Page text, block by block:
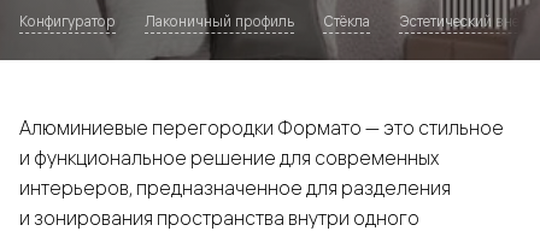
Конфигуратор Лаконичный профиль Стёкла Эстетический
Алюминиевые перегородки Формато — это стильное
и функциональное решение для современных
интерьеров, предназначенное для разделения
и зонирования пространства внутри одного